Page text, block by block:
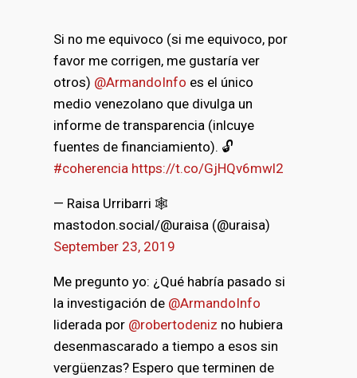
Si no me equivoco (si me equivoco, por
favor me corrigen, me gustaría ver
otros) @ArmandoInfo es el único
medio venezolano que divulga un
informe de transparencia (inlcuye
fuentes de financiamiento). 🔓
#coherencia https://t.co/GjHQv6mwl2
— Raisa Urribarri 🕸
mastodon.social/@uraisa (@uraisa)
September 23, 2019
Me pregunto yo: ¿Qué habría pasado si
la investigación de @ArmandoInfo
liderada por @robertodeniz no hubiera
desenmascarado a tiempo a esos sin
vergüenzas? Espero que terminen de